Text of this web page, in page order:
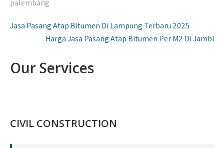
palembang
Navigasi
Jasa Pasang Atap Bitumen Di Lampung Terbaru 2025
Harga Jasa Pasang Atap Bitumen Per M2 Di Jambi
Our Services
CIVIL CONSTRUCTION